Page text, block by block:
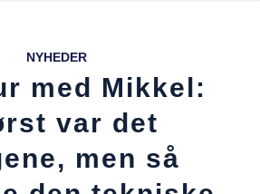
NYHEDER
med Mikkel:
var det
men så